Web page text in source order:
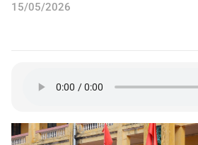
15/05/2026